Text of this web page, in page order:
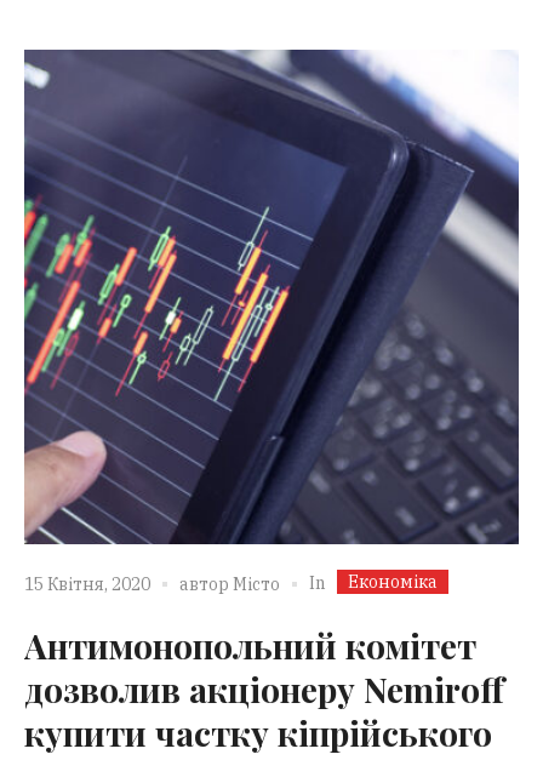
15 Квітня, 2020 автор Місто In Економіка
Антимонопольний комітет
дозволив акціонеру Nemiroff
купити частку кіпрійського